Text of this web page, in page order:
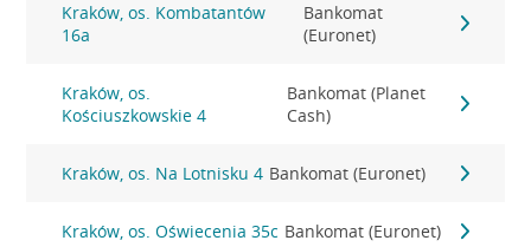
Kraków, os. Kombatantów
16a
Bankomat
(Euronet)
Kraków, os.
Kościuszkowskie 4
Bankomat (Planet
Cash)
Kraków, os. Na Lotnisku 4 Bankomat (Euronet)
Kraków, os. Oświecenia 35c Bankomat (Euronet)